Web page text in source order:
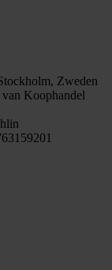
Zweden
Koophandel